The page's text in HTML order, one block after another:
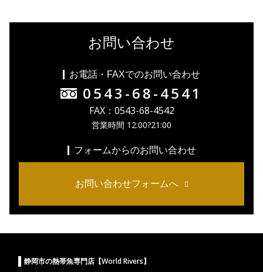
お問い合わせ
お電話・FAXでのお問い合わせ
0543-68-4541
FAX：0543-68-4542
営業時間 12:00?21:00
フォームからのお問い合わせ
お問い合わせフォームへ
静岡市の熱帯魚専門店【World Rivers】